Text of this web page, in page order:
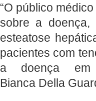
“O público
sobre a doença,
esteatose
pacientes com
a doença em
Bianca Della